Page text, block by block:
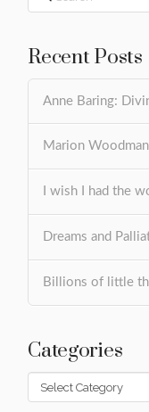
Recent Posts
Anne Baring:
Marion
I wish I had the
Dreams and
Billions of little
Categories
Categories